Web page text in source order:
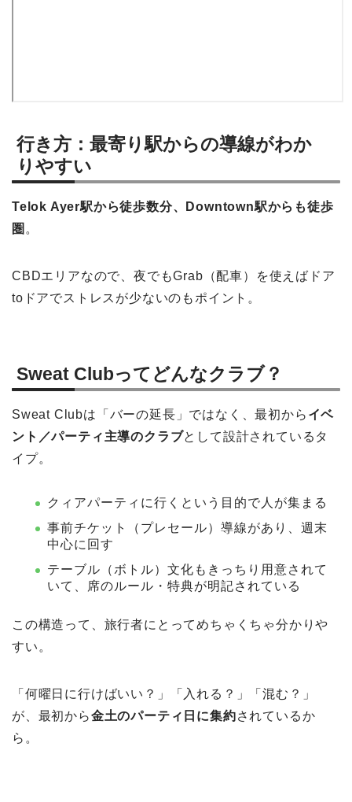
行き方：最寄り駅からの導線がわか
りやすい
Telok Ayer駅から徒歩数分、Downtown駅からも徒歩
圏 。
CBDエリアなので、夜でもGrab（配車）を使えばドア
toドアでストレスが少ないのもポイント。
Sweat Clubってどんなクラブ？
Sweat Clubは「バーの延長」ではなく、最初から イベ
ント／パーティ主導のクラブとして設計されているタ
イプ。
クィアパーティに行くという目的で人が集まる
事前チケット（プレセール）導線があり、週末
中心に回す
テーブル（ボトル）文化もきっちり用意されて
いて、席のルール・特典が明記されている
この構造って、旅行者にとってめちゃくちゃ分かりや
すい。
「何曜日に行けばいい？」「入れる？」「混む？」
が、最初から金土のパーティ日に集約されているか
ら。